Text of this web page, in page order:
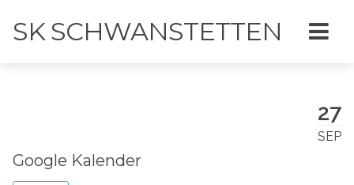
SK SCHWANSTETTEN
27
SEP
Google Kalender